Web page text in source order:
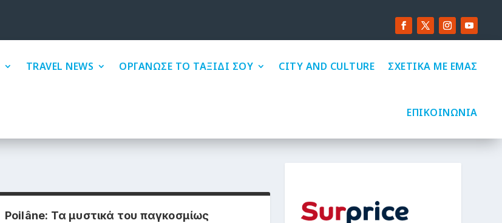
TRAVEL NEWS ΟΡΓΑΝΩΣΕ ΤΟ ΤΑΞΙΔΙ ΣΟΥ CITY AND CULTURE ΣΧΕΤΙΚΑ ΜΕ ΕΜΑΣ
ΕΠΙΚΟΙΝΩΝΙΑ
Poilâne: Τα μυστικά του παγκοσμίως